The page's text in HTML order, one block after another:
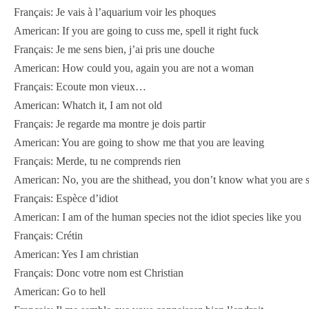
Français: Je vais à l’aquarium voir les phoques
American: If you are going to cuss me, spell it right fuck
Français: Je me sens bien, j’ai pris une douche
American: How could you, again you are not a woman
Français: Ecoute mon vieux…
American: Whatch it, I am not old
Français: Je regarde ma montre je dois partir
American: You are going to show me that you are leaving
Français: Merde, tu ne comprends rien
American: No, you are the shithead, you don’t know what you are
Français: Espèce d’idiot
American: I am of the human species not the idiot species like you
Français: Crétin
American: Yes I am christian
Français: Donc votre nom est Christian
American: Go to hell